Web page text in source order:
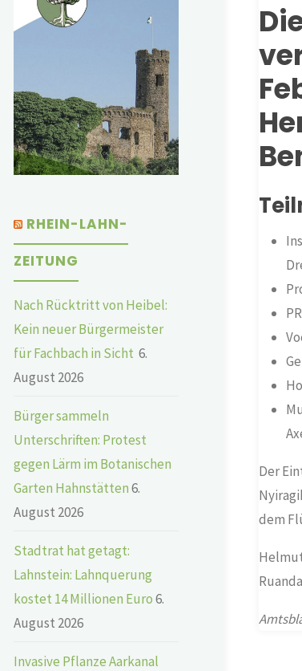
Der
dem
RHEIN-LAHN-
ZEITUNG
Nach Rücktritt von Heibel:
Kein neuer Bürgermeister
für Fachbach in Sicht 6.
August 2026
Bürger sammeln
Unterschriften: Protest
gegen Lärm im Botanischen
Garten Hahnstätten6.
August 2026
Stadtrat hat getagt:
Lahnstein: Lahnquerung
kostet 14 Millionen Euro6.
August 2026
Invasive Pflanze Aarkanal